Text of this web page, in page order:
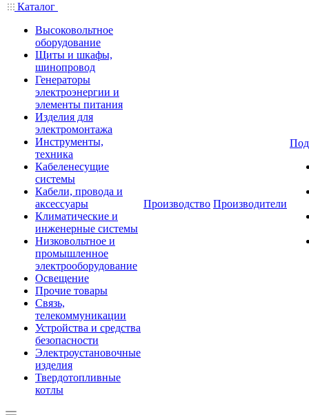
Каталог
Высоковольтное
оборудование
Щиты и шкафы,
шинопровод
Генераторы
электроэнергии и
элементы питания
Изделия для
электромонтажа
Инструменты,
техника
Кабеленесущие
системы
Кабели, провода и
аксессуары
Климатические и
инженерные системы
Низковольтное и
промышленное
электрооборудование
Освещение
Прочие товары
Связь,
телекоммуникации
Устройства и средства
безопасности
Электроустановочные
изделия
Твердотопливные
котлы
Производство Производители